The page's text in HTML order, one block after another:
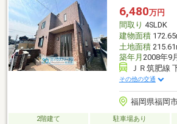
ムーズな家事動線になるよう設計されてい
ウッドデッキのあるLDK、2台分の駐車場を
ー層が快適かつ機能的に暮らせる間取りです。
6,480万円
間取り 4SLDK
建物面積
土地面積
築年月 2008年9
ＪＲ筑肥線
その他の交通
福岡県福岡
2階建て 駐車場あり